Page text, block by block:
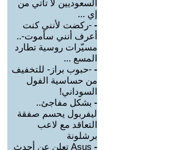
السعوديين لا تأتي من
إي ...
- -ركضت لأنني كنت
أعرف أنني سأموت-..
مسيّرات روسية تطارد
المسع ...
- -حبوب براز- للتخفيف
من حساسية الفول
السوداني!
- بشكل مفاجئ..
ليفربول يحسم صفقة
التعاقد مع لاعب
برشلونة
-
Asus تعلن عن أحدث